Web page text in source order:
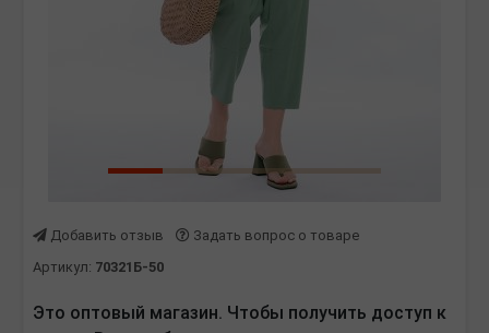
Добавить отзыв
Задать вопрос о товаре
Артикул: 70321Б-50
Это оптовый магазин. Чтобы получить доступ к